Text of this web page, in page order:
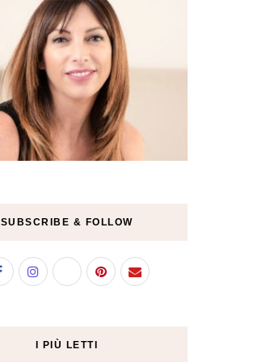
SUBSCRIBE & FOLLOW
I PIÙ LETTI